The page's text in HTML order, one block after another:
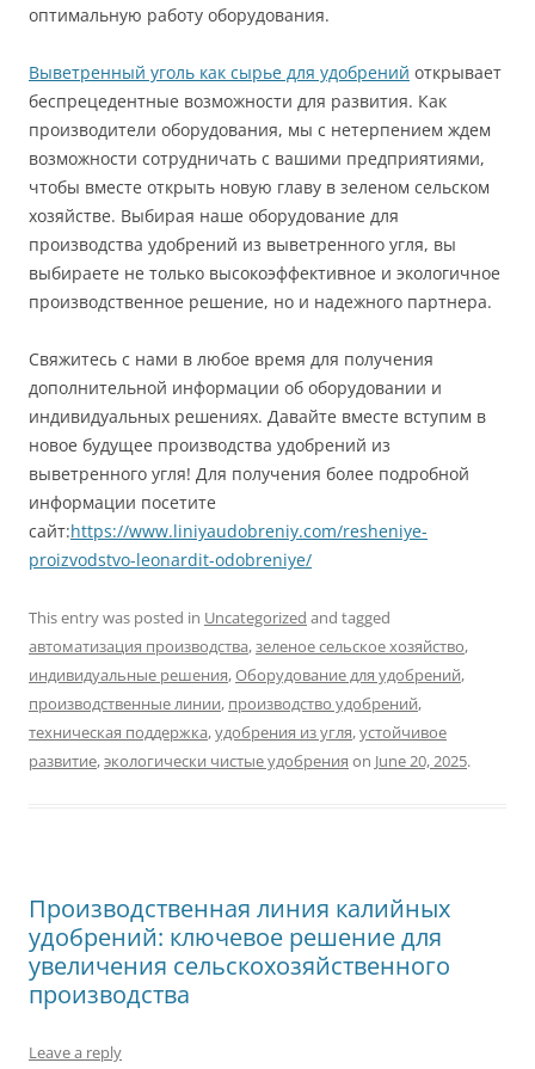
оптимальную работу оборудования.
Выветренный уголь как сырье для удобрений открывает
беспрецедентные возможности для развития. Как
производители оборудования, мы с нетерпением ждем
возможности сотрудничать с вашими предприятиями,
чтобы вместе открыть новую главу в зеленом сельском
хозяйстве. Выбирая наше оборудование для
производства удобрений из выветренного угля, вы
выбираете не только высокоэффективное и экологичное
производственное решение, но и надежного партнера.
Свяжитесь с нами в любое время для получения
дополнительной информации об оборудовании и
индивидуальных решениях. Давайте вместе вступим в
новое будущее производства удобрений из
выветренного угля! Для получения более подробной
информации посетите
сайт:https://www.liniyaudobreniy.com/resheniye-
proizvodstvo-leonardit-odobreniye/
This entry was posted in Uncategorized and tagged
автоматизация производства,зеленое сельское хозяйство,
индивидуальные решения,Оборудование для удобрений,
производственные линии, производство удобрений,
техническая поддержка,удобрения из угля,устойчивое
развитие,экологически чистые удобрения on June 20, 2025.
Производственная линия калийных
удобрений: ключевое решение для
увеличения сельскохозяйственного
производства
Leave a reply